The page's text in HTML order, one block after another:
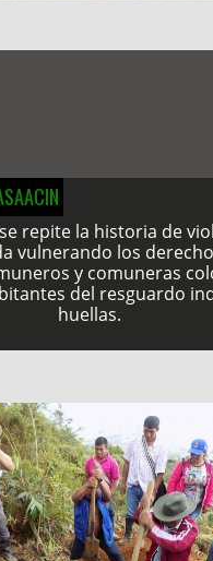
repite la historia de
vulnerando los
y comuneras
del resguardo
huellas.